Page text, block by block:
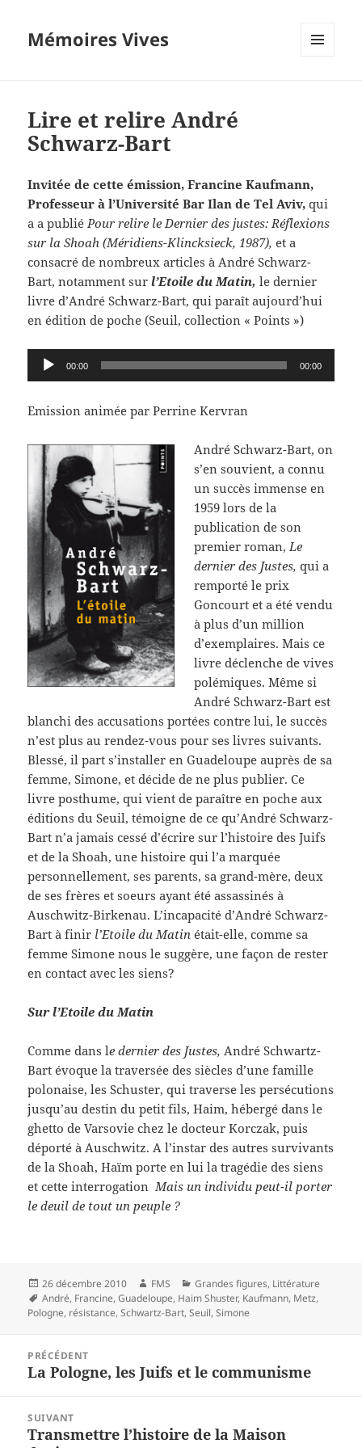
Mémoires Vives
Lire et relire André
Schwarz-Bart
Invitée de cette émission, Francine Kaufmann,
Professeur à l’Université Bar Ilan de Tel Aviv,qui
a a publiéPour relire le Dernier des justes: Réflexions
sur la Shoah (Méridiens-Klincksieck, 1987), et a
consacré de nombreux articles à André Schwarz-
Bart, notamment sur l’Etoile du Matin, le dernier
livre d’André Schwarz-Bart, qui paraît aujourd’hui
en édition de poche (Seuil, collection « Points »)
Lecteur
audio
00:00 00:00
Emission animée par Perrine Kervran
André Schwarz-Bart, on
s’en souvient, a connu
un succès immense en
1959 lors de la
publication de son
premier roman,Le
dernier des Justes, qui a
remporté le prix
Goncourt et a été vendu
à plus d’un million
d’exemplaires. Mais ce
livre déclenche de vives
polémiques. Même si
André Schwarz-Bart est
blanchi des accusations portées contre lui, le succès
n’est plus au rendez-vous pour ses livres suivants.
Blessé, il part s’installer en Guadeloupe auprès de sa
femme, Simone, et décide de ne plus publier. Ce
livre posthume, qui vient de paraître en poche aux
éditions du Seuil, témoigne de ce qu’André Schwarz-
Bart n’a jamais cessé d’écrire sur l’histoire des Juifs
et de la Shoah, une histoire qui l’a marquée
personnellement, ses parents, sa grand-mère, deux
de ses frères et soeurs ayant été assassinés à
Auschwitz-Birkenau. L’incapacité d’André Schwarz-
Bart à finir l’Etoile du Matinétait-elle, comme sa
femme Simone nous le suggère, une façon de rester
en contact avec les siens?
Sur l’Etoile du Matin
Comme dans le dernier des Justes, André Schwartz-
Bart évoque la traversée des siècles d’une famille
polonaise, les Schuster, qui traverse les persécutions
jusqu’au destin du petit fils, Haim, hébergé dans le
ghetto de Varsovie chez le docteur Korczak, puis
déporté à Auschwitz. A l’instar des autres survivants
de la Shoah, Haïm porte en lui la tragédie des siens
et cette interrogation Mais un individu peut-il porter
le deuil de tout un peuple ?
Publié
le
26 décembre 2010 Auteur
FMS Catégories
Grandes figures, Littérature
Mots-
clés
André, Francine,Guadeloupe, Haim Shuster, Kaufmann, Metz,
Pologne, résistance,Schwartz-Bart,Seuil,Simone
l’article
PRÉCÉDENT
Article
La Pologne, les Juifs et le communisme
SUIVANT
Article
Transmettre l’histoire de la Maison